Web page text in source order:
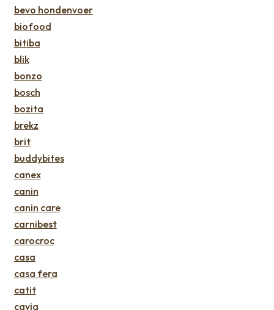
bevo hondenvoer
biofood
bitiba
blik
bonzo
bosch
bozita
brekz
brit
buddybites
canex
canin
canin care
carnibest
carocroc
casa
casa fera
catit
cavia